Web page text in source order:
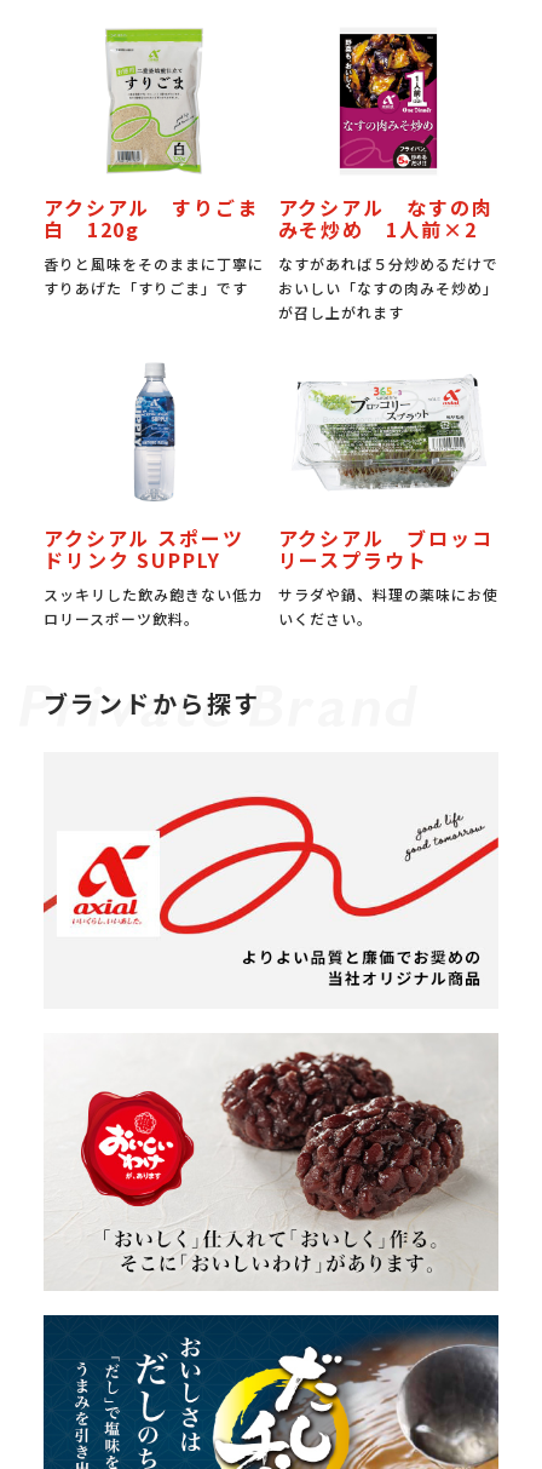
アクシアル すりごま
白 120g
香りと風味をそのままに丁寧に
すりあげた「すりごま」です
アクシアル なすの肉
みそ炒め 1人前×2
なすがあれば５分炒めるだけで
おいしい「なすの肉みそ炒め」
が召し上がれます
アクシアル スポーツ
ドリンク SUPPLY
スッキリした飲み飽きない低カ
ロリースポーツ飲料。
アクシアル ブロッコ
リースプラウト
サラダや鍋、料理の薬味にお使
いください。
ブランドから探す